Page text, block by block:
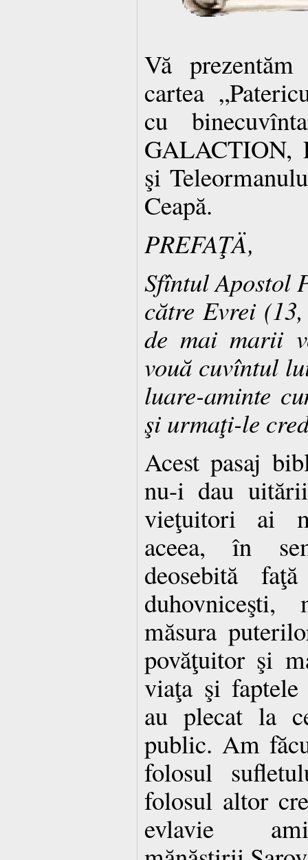
Vă
cartea
cu
GALACTION,
şi
Ceapă.
PREFAŢÄ‚
Sfîntul Apostol
către Evrei
de mai marii
vouă cuvîntul
luare-aminte
şi urmaţi-le
Acest pasaj
nu-i dau
vieţuitori ai
aceea, în
deosebită
măsura
povăţuitor şi
viaţa şi
au plecat la
public. Am
folosul
folosul altor
evlavie